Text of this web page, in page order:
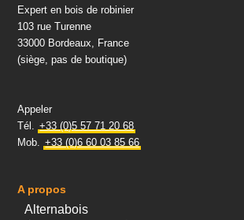
Expert en bois de robinier
103 rue Turenne
33000 Bordeaux, France
(siège, pas de boutique)
Appeler
Tél. +33 (0)5 57 71 20 68
Mob. +33 (0)6 60 03 85 66
A propos
Alternabois